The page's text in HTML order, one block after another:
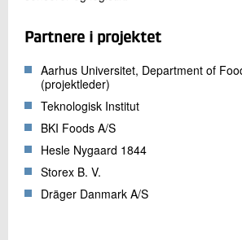
Partnere i projektet
Aarhus Universitet, Department of
(projektleder)
Teknologisk Institut
BKI Foods A/S
Hesle Nygaard 1844
Storex B. V.
Dräger Danmark A/S